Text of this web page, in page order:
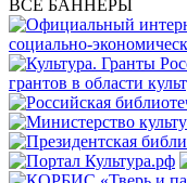
ВСЕ БАННЕРЫ